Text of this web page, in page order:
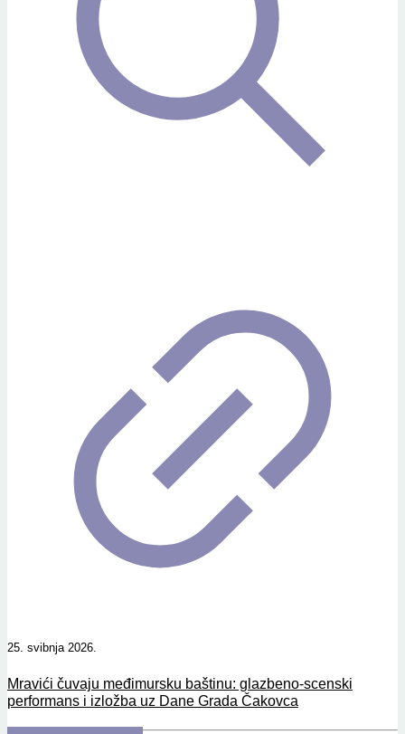
25. svibnja 2026.
Mravići čuvaju međimursku baštinu: glazbeno-scenski
performans i izložba uz Dane Grada Čakovca